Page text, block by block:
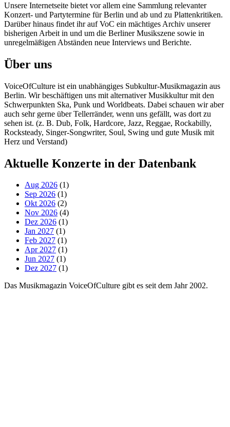
Unsere Internetseite bietet vor allem eine Sammlung relevanter
Konzert- und Partytermine für Berlin und ab und zu Plattenkritiken.
Darüber hinaus findet ihr auf VoC ein mächtiges Archiv unserer
bisherigen Arbeit in und um die Berliner Musikszene sowie in
unregelmäßigen Abständen neue Interviews und Berichte.
Über uns
VoiceOfCulture ist ein unabhängiges Subkultur-Musikmagazin aus
Berlin. Wir beschäftigen uns mit alternativer Musikkultur mit den
Schwerpunkten Ska, Punk und Worldbeats. Dabei schauen wir aber
auch sehr gerne über Tellerränder, wenn uns gefällt, was dort zu
sehen ist. (z. B. Dub, Folk, Hardcore, Jazz, Reggae, Rockabilly,
Rocksteady, Singer-Songwriter, Soul, Swing und gute Musik mit
Herz und Verstand)
Aktuelle Konzerte in der Datenbank
Aug 2026 (1)
Sep 2026 (1)
Okt 2026 (2)
Nov 2026 (4)
Dez 2026 (1)
Jan 2027 (1)
Feb 2027 (1)
Apr 2027 (1)
Jun 2027 (1)
Dez 2027 (1)
Das Musikmagazin VoiceOfCulture gibt es seit dem Jahr 2002.